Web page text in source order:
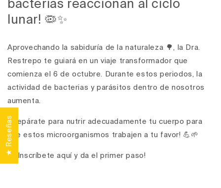
bacterias reaccionan al ciclo
lunar! 🦠✨
Aprovechando la sabiduría de la naturaleza 🌳, la Dra.
Restrepo te guiará en un viaje transformador que
comienza el 6 de octubre. Durante estos periodos, la
actividad de bacterias y parásitos dentro de nosotros
aumenta.
¡Prepárate para nutrir adecuadamente tu cuerpo para
que estos microorganismos trabajen a tu favor! 💪🌱
👇 ¡Inscríbete aquí y da el primer paso!
★ Reseñas